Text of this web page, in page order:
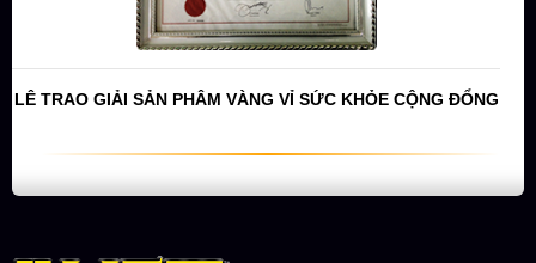
LÊ TRAO GIẢI SẢN PHÂM VÀNG VỈ SỨC KHỎE CỘNG ĐỔNG